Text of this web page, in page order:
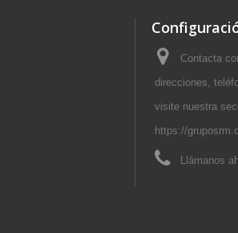
Contacta
direcciones,
visite nuestra
https://
Llámanos